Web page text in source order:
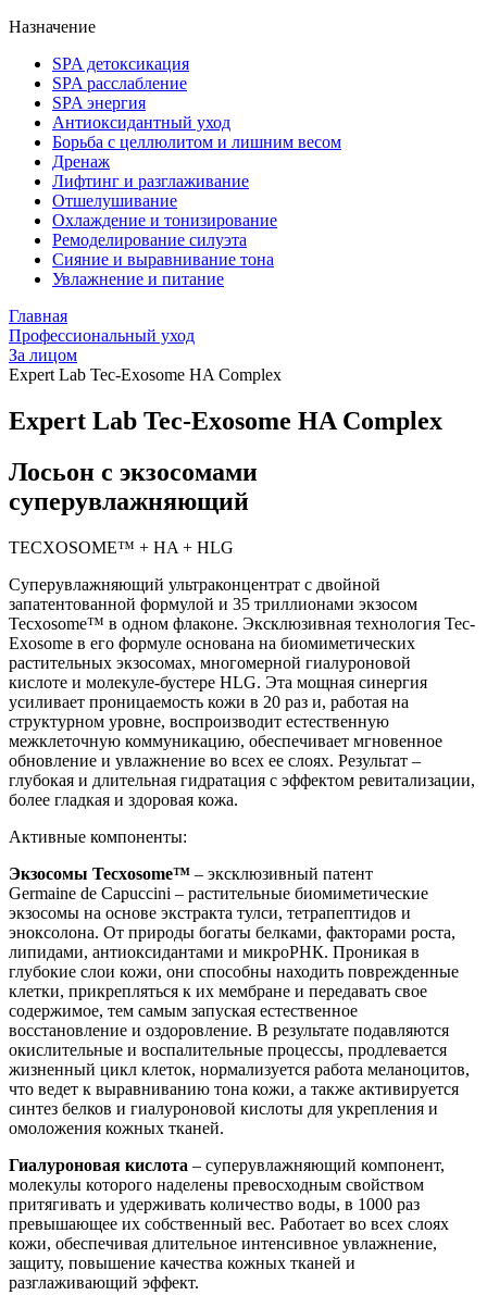
Назначение
SPA детоксикация
SPA расслабление
SPA энергия
Антиоксидантный уход
Борьба с целлюлитом и лишним весом
Дренаж
Лифтинг и разглаживание
Отшелушивание
Охлаждение и тонизирование
Ремоделирование силуэта
Сияние и выравнивание тона
Увлажнение и питание
Главная
Профессиональный уход
За лицом
Expert Lab Tec-Exosome HA Complex
Expert Lab Tec-Exosome HA Complex
Лосьон с экзосомами
суперувлажняющий
TECXOSOME™ + HA + HLG
Суперувлажняющий ультраконцентрат с двойной
запатентованной формулой и 35 триллионами экзосом
Tecxosome™ в одном флаконе. Эксклюзивная технология Tec-
Exosome в его формуле основана на биомиметических
растительных экзосомах, многомерной гиалуроновой
кислоте и молекуле-бустере HLG. Эта мощная синергия
усиливает проницаемость кожи в 20 раз и, работая на
структурном уровне, воспроизводит естественную
межклеточную коммуникацию, обеспечивает мгновенное
обновление и увлажнение во всех ее слоях. Результат –
глубокая и длительная гидратация с эффектом ревитализации,
более гладкая и здоровая кожа.
Активные компоненты:
Экзосомы Tecxosome™ – эксклюзивный патент
Germaine de Capuccini – растительные биомиметические
экзосомы на основе экстракта тулси, тетрапептидов и
эноксолона. От природы богаты белками, факторами роста,
липидами, антиоксидантами и микроРНК. Проникая в
глубокие слои кожи, они способны находить поврежденные
клетки, прикрепляться к их мембране и передавать свое
содержимое, тем самым запуская естественное
восстановление и оздоровление. В результате подавляются
окислительные и воспалительные процессы, продлевается
жизненный цикл клеток, нормализуется работа меланоцитов,
что ведет к выравниванию тона кожи, а также активируется
синтез белков и гиалуроновой кислоты для укрепления и
омоложения кожных тканей.
Гиалуроновая кислота – суперувлажняющий компонент,
молекулы которого наделены превосходным свойством
притягивать и удерживать количество воды, в 1000 раз
превышающее их собственный вес. Работает во всех слоях
кожи, обеспечивая длительное интенсивное увлажнение,
защиту, повышение качества кожных тканей и
разглаживающий эффект.